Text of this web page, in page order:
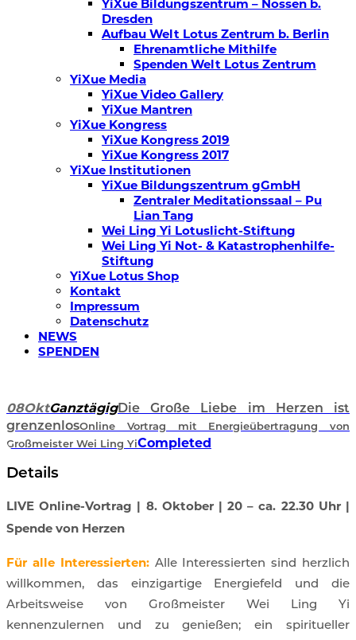
YiXue Bildungszentrum – Nossen b.
Dresden
Aufbau Welt Lotus Zentrum b. Berlin
Ehrenamtliche Mithilfe
Spenden Welt Lotus Zentrum
YiXue Media
YiXue Video Gallery
YiXue Mantren
YiXue Kongress
YiXue Kongress 2019
YiXue Kongress 2017
YiXue Institutionen
YiXue Bildungszentrum gGmbH
Zentraler Meditationssaal – Pu
Lian Tang
Wei Ling Yi Lotuslicht-Stiftung
Wei Ling Yi Not- & Katastrophenhilfe-
Stiftung
YiXue Lotus Shop
Kontakt
Impressum
Datenschutz
NEWS
SPENDEN
08OktGanztägigDie Große Liebe im Herzen ist
grenzenlosOnline Vortrag mit Energieübertragung von
Großmeister Wei Ling YiCompleted
Details
LIVE Online-Vortrag | 8. Oktober | 20 – ca. 22.30 Uhr |
Spende von Herzen
Für alle Interessierten: Alle Interessierten sind herzlich
willkommen, das einzigartige Energiefeld und die
Arbeitsweise von Großmeister Wei Ling Yi
kennenzulernen und zu genießen; ein spiritueller